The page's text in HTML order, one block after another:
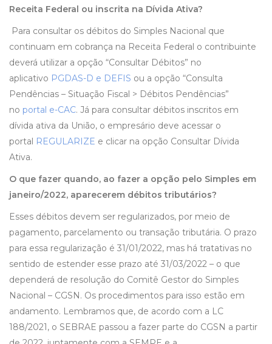
Receita Federal ou inscrita na Dívida Ativa?
Para consultar os débitos do Simples Nacional que
continuam em cobrança na Receita Federal o contribuinte
deverá utilizar a opção “Consultar Débitos” no
aplicativo PGDAS-D e DEFIS ou a opção “Consulta
Pendências – Situação Fiscal > Débitos Pendências”
no portal e-CAC. Já para consultar débitos inscritos em
dívida ativa da União, o empresário deve acessar o
portal REGULARIZE e clicar na opção Consultar Dívida
Ativa.
O que fazer quando, ao fazer a opção pelo Simples em
janeiro/2022, aparecerem débitos tributários?
Esses débitos devem ser regularizados, por meio de
pagamento, parcelamento ou transação tributária. O prazo
para essa regularização é 31/01/2022, mas há tratativas no
sentido de estender esse prazo até 31/03/2022 – o que
dependerá de resolução do Comitê Gestor do Simples
Nacional – CGSN. Os procedimentos para isso estão em
andamento. Lembramos que, de acordo com a LC
188/2021, o SEBRAE passou a fazer parte do CGSN a partir